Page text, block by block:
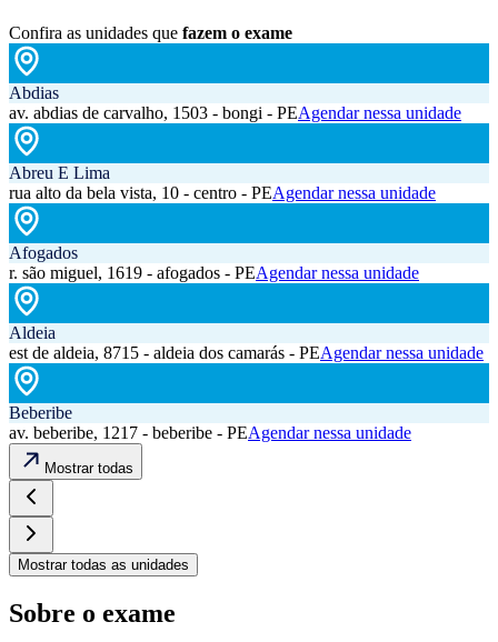
Confira as unidades que fazem o exame
Abdias
av. abdias de carvalho, 1503 - bongi - PEAgendar nessa unidade
Abreu E Lima
rua alto da bela vista, 10 - centro - PEAgendar nessa unidade
Afogados
r. são miguel, 1619 - afogados - PEAgendar nessa unidade
Aldeia
est de aldeia, 8715 - aldeia dos camarás - PEAgendar nessa unidade
Beberibe
av. beberibe, 1217 - beberibe - PEAgendar nessa unidade
Mostrar todas
Mostrar todas as unidades
Sobre o exame